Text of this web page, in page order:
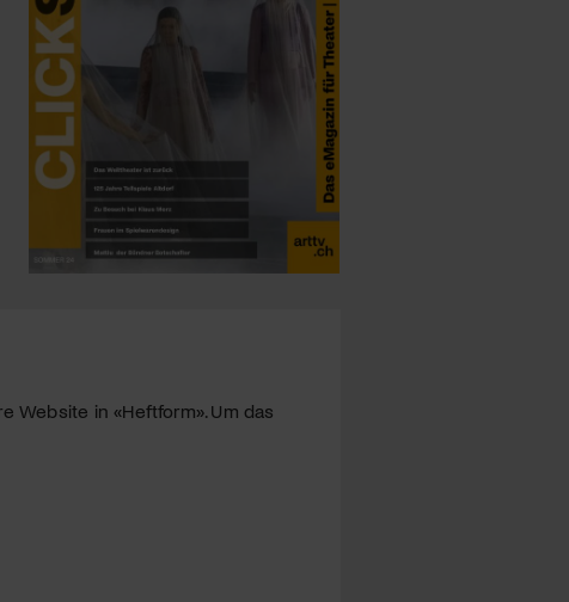
Website in «Heftform». Um das